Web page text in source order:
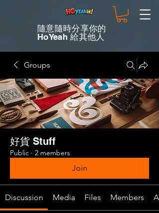
隨意隨時分享你的
HoYeah 給其他人
Groups
好貨 Stuff
Public · 2 members
Join
Discussion Media Files Members